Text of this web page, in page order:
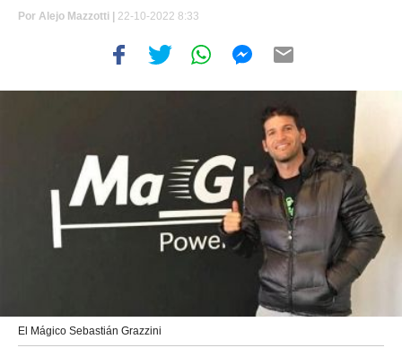
Por Alejo Mazzotti | 22-10-2022 8:33
El Mágico Sebastián Grazzini